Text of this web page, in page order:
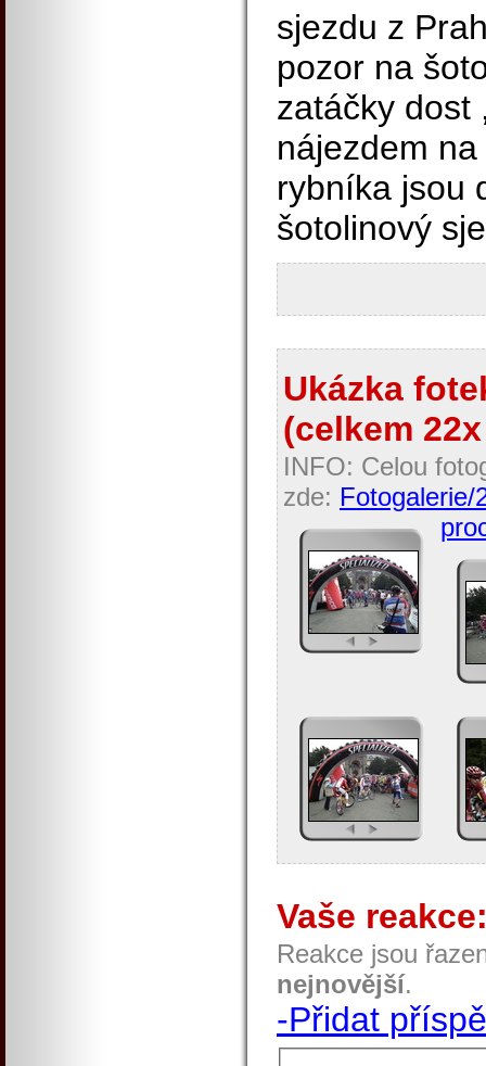
sjezdu z
pozor na
zatáčky dost
nájezdem
rybníka jsou
šotolinový
Ukázka
(celkem
INFO: Celou
zde: Fotogalerie/
Vaše
Reakce jsou
nejnovější.
-Přidat